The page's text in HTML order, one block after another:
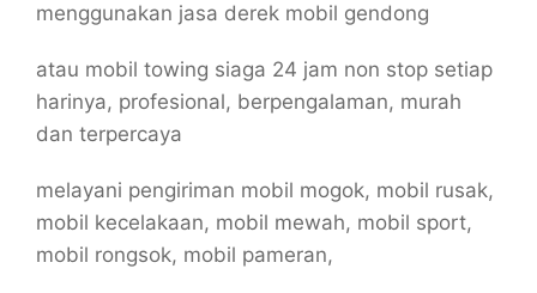
menggunakan jasa derek mobil gendong
atau mobil towing siaga 24 jam non stop setiap
harinya, profesional, berpengalaman, murah
dan terpercaya
melayani pengiriman mobil mogok, mobil rusak,
mobil kecelakaan, mobil mewah, mobil sport,
mobil rongsok, mobil pameran,